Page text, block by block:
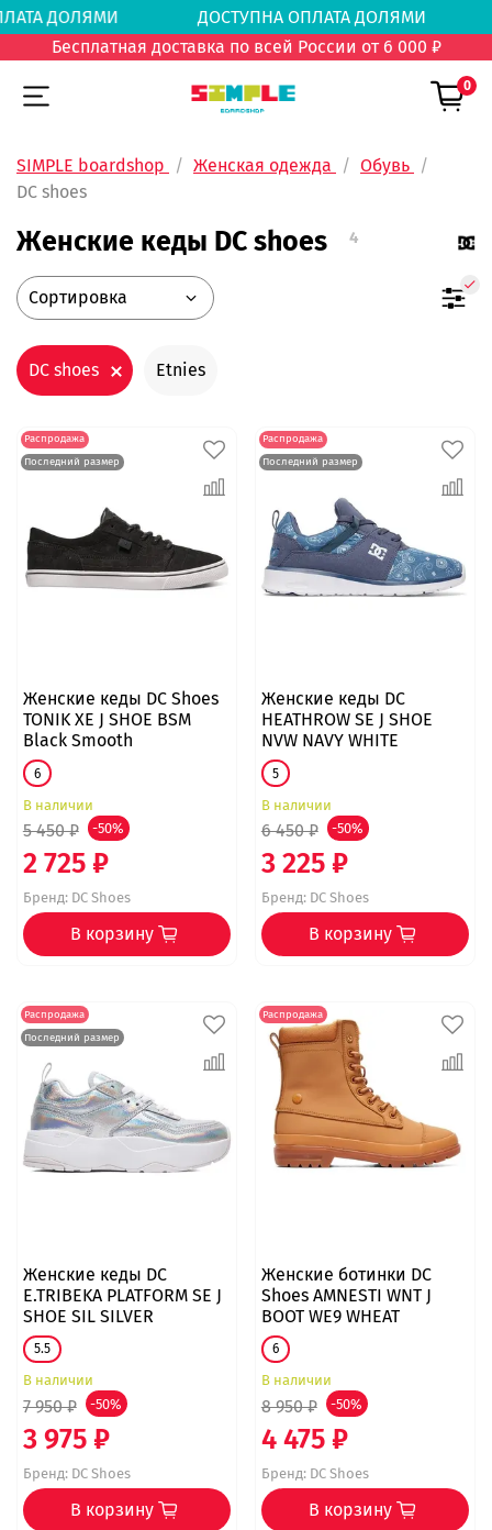
ДОЛЯМИ
ДОСТУПНА ОПЛАТА
Бесплатная доставка по всей России от 6 000 ₽
0
SIMPLE boardshop Женская одежда
Обувь
DC shoes
Женские кеды DC shoes 4
DC shoes Etnies
Распродажа
Последний размер
Женские кеды DC Shoes
TONIK XE J SHOE BSM
Black Smooth
6
В наличии
5 450 ₽ -50%
2 725 ₽
Бренд:DC Shoes
В корзину
Распродажа
Последний размер
Женские кеды DC
HEATHROW SE J SHOE
NVW NAVY WHITE
5
В наличии
6 450 ₽ -50%
3 225 ₽
Бренд:DC Shoes
В корзину
Распродажа
Последний размер
Женские кеды DC
E.TRIBEKA PLATFORM SE J
SHOE SIL SILVER
5.5
В наличии
7 950 ₽ -50%
3 975 ₽
Бренд:DC Shoes
В корзину
Распродажа
Женские ботинки DC
Shoes AMNESTI WNT J
BOOT WE9 WHEAT
6
В наличии
8 950 ₽ -50%
4 475 ₽
Бренд:DC Shoes
В корзину